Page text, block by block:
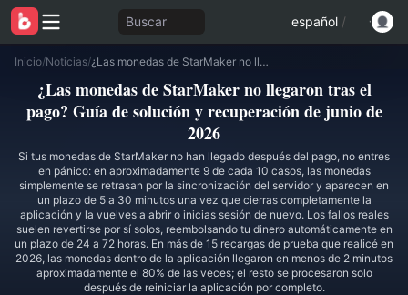
Buscar español /
Inicio/Noticias/ ¿Las monedas de StarMaker no llegaron tras el pago? Guía de solución y recuperación de junio de 2026
¿Las monedas de StarMaker no llegaron tras el
pago? Guía de solución y recuperación de junio de
2026
Si tus monedas de StarMaker no han llegado después del pago, no entres
en pánico: en aproximadamente 9 de cada 10 casos, las monedas
simplemente se retrasan por la sincronización del servidor y aparecen en
un plazo de 5 a 30 minutos una vez que cierras completamente la
aplicación y la vuelves a abrir o inicias sesión de nuevo. Los fallos reales
suelen revertirse por sí solos, reembolsando tu dinero automáticamente en
un plazo de 24 a 72 horas. En más de 15 recargas de prueba que realicé en
2026, las monedas dentro de la aplicación llegaron en menos de 2 minutos
aproximadamente el 80% de las veces; el resto se procesaron solo
después de reiniciar la aplicación por completo.